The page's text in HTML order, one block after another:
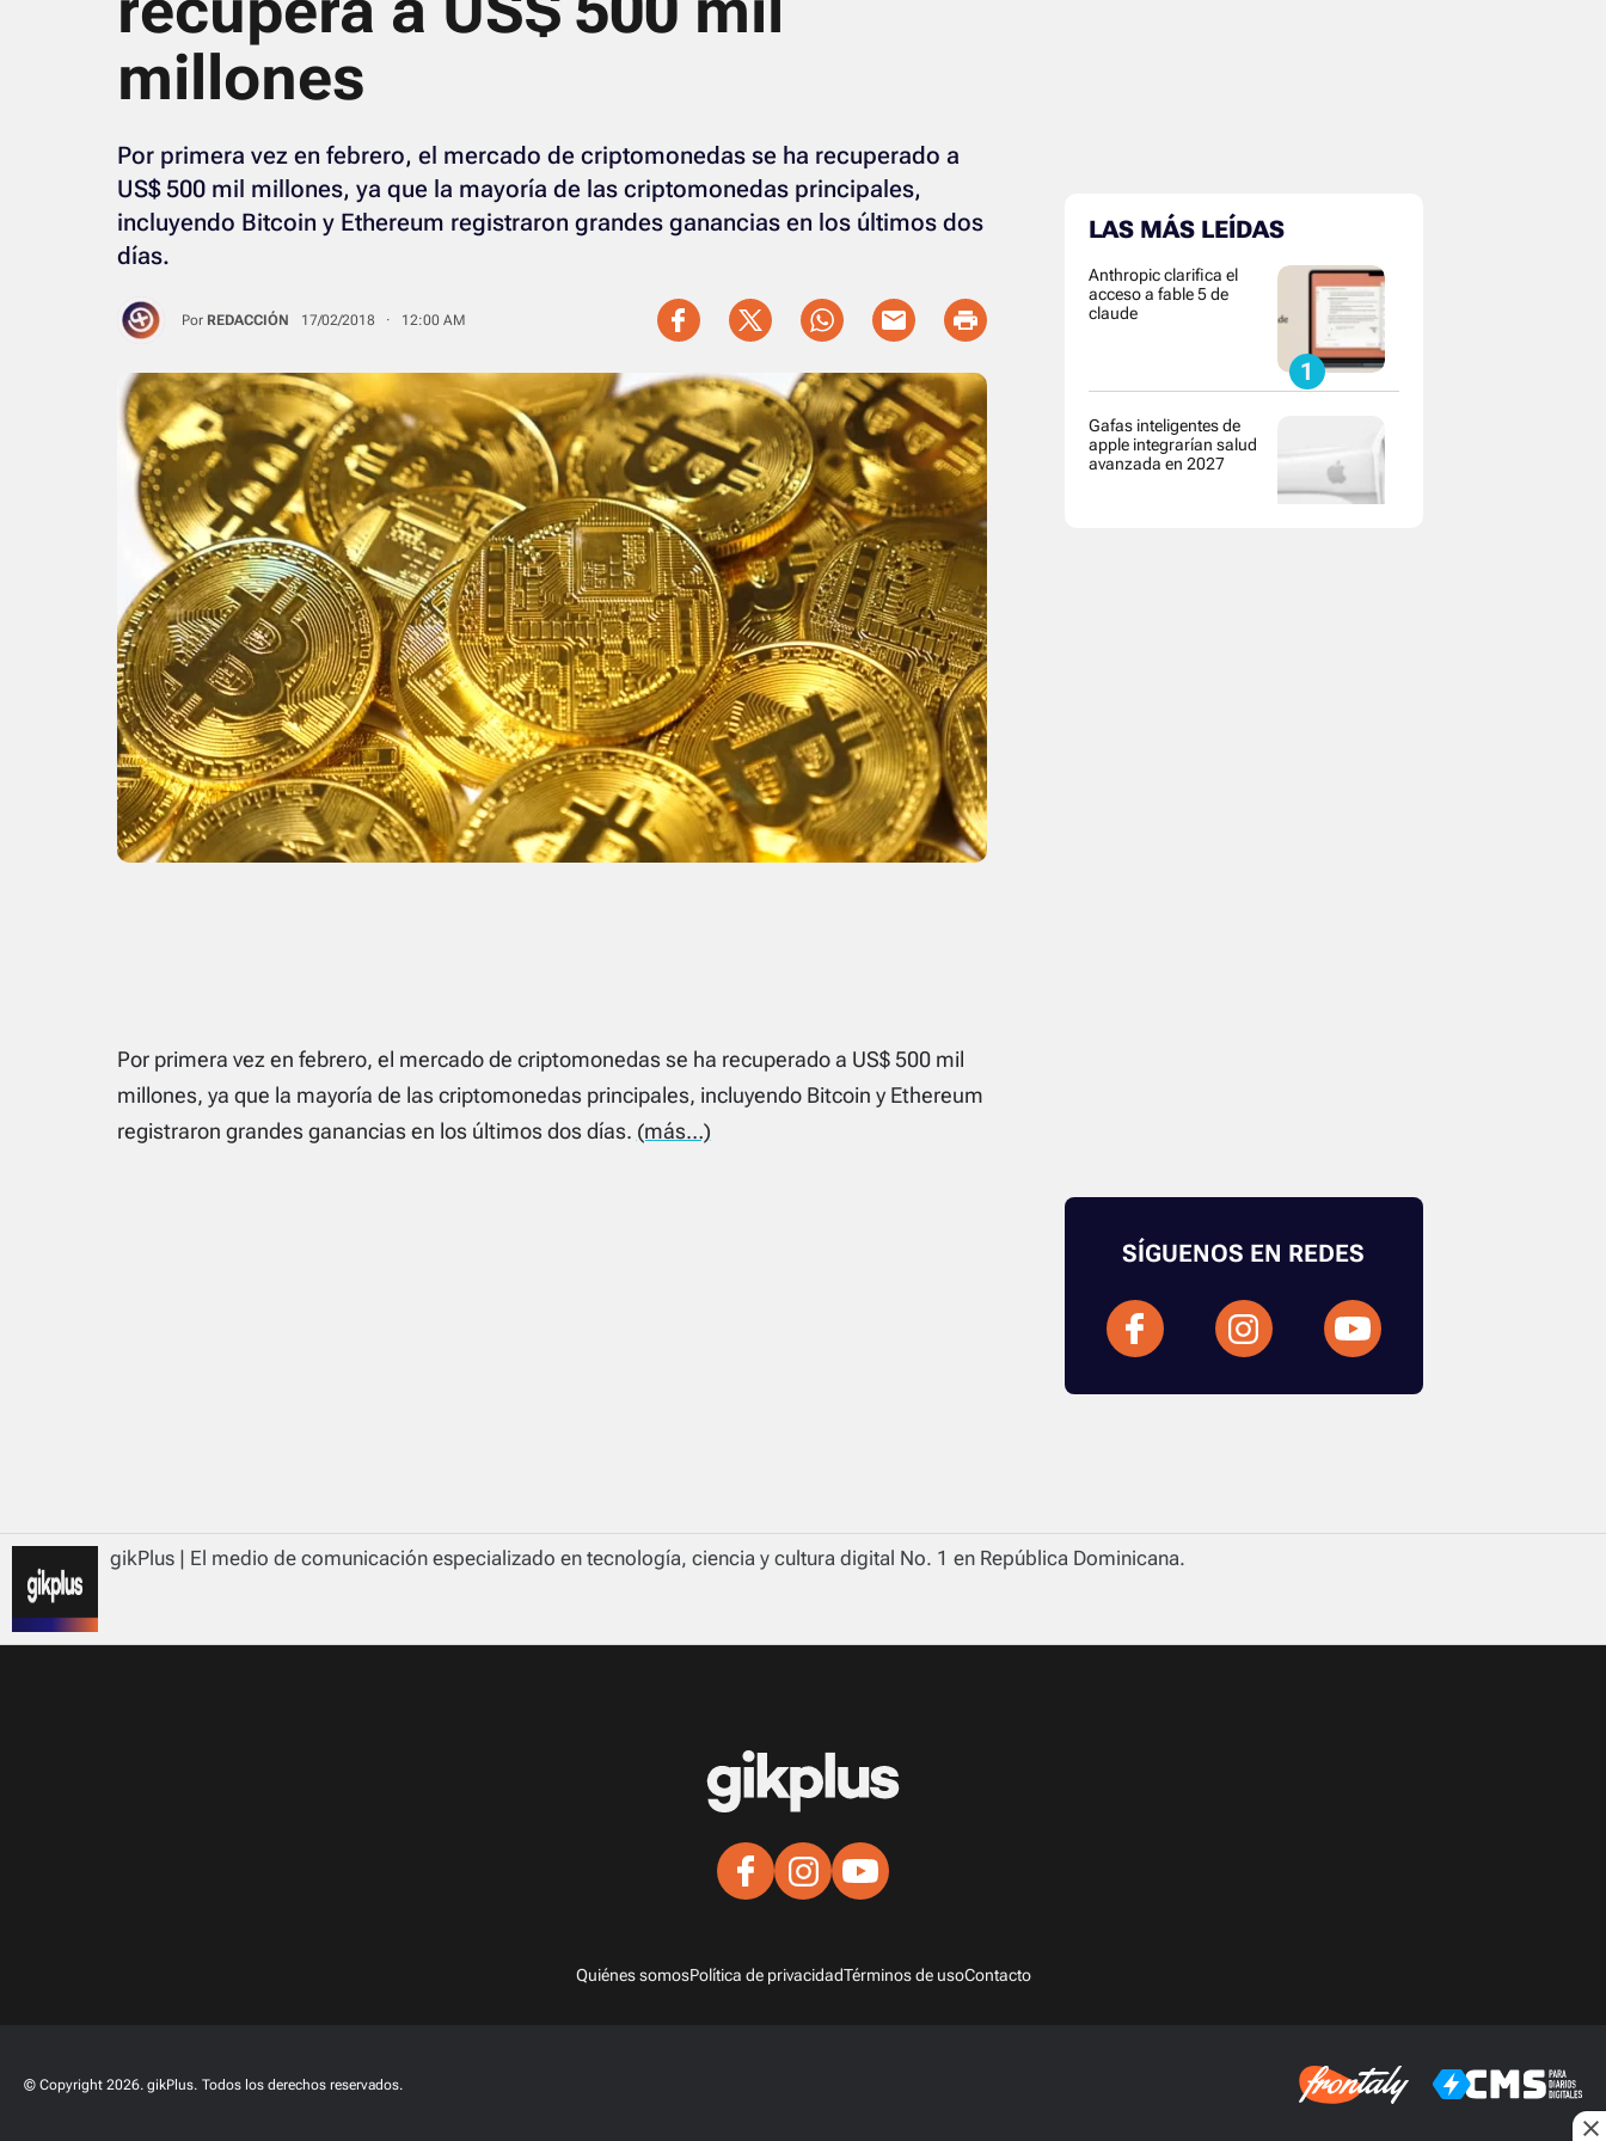
millones
Por primera vez en febrero, el mercado de criptomonedas se ha recuperado a
US$ 500 mil millones, ya que la mayoría de las criptomonedas principales,
incluyendo Bitcoin y Ethereum registraron grandes ganancias en los últimos dos
días.
Por REDACCIÓN 17/02/2018 · 12:00 AM
Por primera vez en febrero, el mercado de criptomonedas se ha recuperado a US$ 500 mil
millones, ya que la mayoría de las criptomonedas principales, incluyendo Bitcoin y Ethereum
registraron grandes ganancias en los últimos dos días. (más…)
LAS MÁS LEÍDAS
Anthropic clarifica el
acceso a fable 5 de
claude
Gafas inteligentes de
apple integrarían salud
avanzada en 2027
SÍGUENOS EN REDES
gikPlus | El medio de comunicación especializado en tecnología, ciencia y cultura digital No. 1 en República Dominicana.
Quiénes somosPolítica de privacidadTérminos de usoContacto
© Copyright 2026. gikPlus. Todos los derechos reservados.